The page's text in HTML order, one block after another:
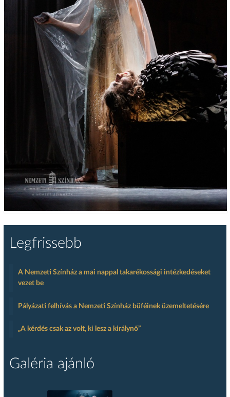
Legfrissebb
A Nemzeti Színház a mai nappal takarékossági intézkedéseket
vezet be
Pályázati felhívás a Nemzeti Színház büféinek üzemeltetésére
„A kérdés csak az volt, ki lesz a királynő”
Galéria ajánló